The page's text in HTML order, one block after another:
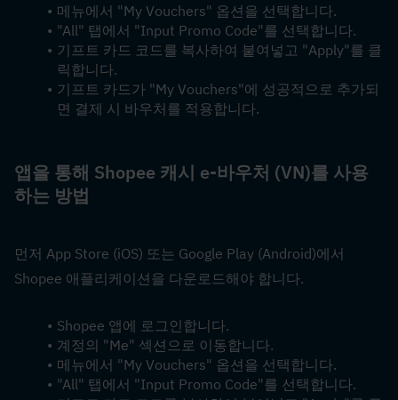
메뉴에서 "My Vouchers" 옵션을 선택합니다.
"All" 탭에서 "Input Promo Code"를 선택합니다.
기프트 카드 코드를 복사하여 붙여넣고 "Apply"를 클
릭합니다.
기프트 카드가 "My Vouchers"에 성공적으로 추가되
면 결제 시 바우처를 적용합니다.
앱을 통해 Shopee 캐시 e-바우처 (VN)를 사용
하는 방법
먼저 App Store (iOS) 또는 Google Play (Android)에서
Shopee 애플리케이션을 다운로드해야 합니다.
Shopee 앱에 로그인합니다.
계정의 "Me" 섹션으로 이동합니다.
메뉴에서 "My Vouchers" 옵션을 선택합니다.
"All" 탭에서 "Input Promo Code"를 선택합니다.